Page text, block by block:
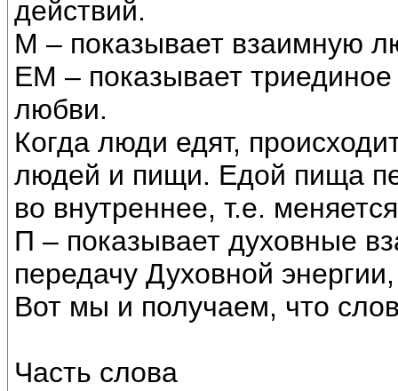
действий.
М – показывает взаимную
ЕМ – показывает
любви.
Когда люди едят,
людей и пищи. Едой пища
во внутреннее, т.е.
П – показывает духовные
передачу Духовной
Вот мы и получаем, что
Часть слова